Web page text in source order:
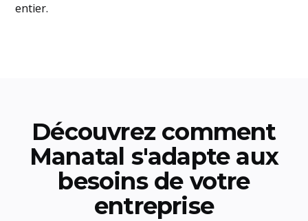
entier.
Découvrez comment
Manatal s'adapte aux
besoins de votre
entreprise